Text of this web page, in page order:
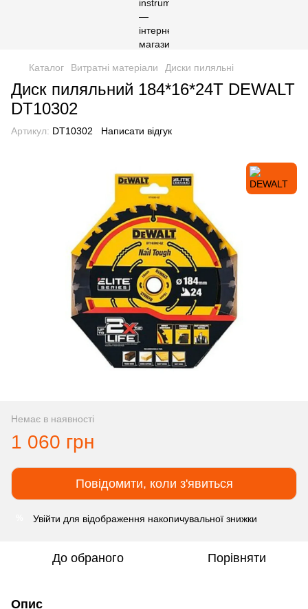
Каталог Витратні матеріали Диски пиляльні
Диск пиляльний 184*16*24T DEWALT
DT10302
Артикул: DT10302 Написати відгук
Немає в наявності
1 060 грн
Повідомити, коли з'явиться
Увійти для відображення накопичувальної знижки
До обраного Порівняти
Опис